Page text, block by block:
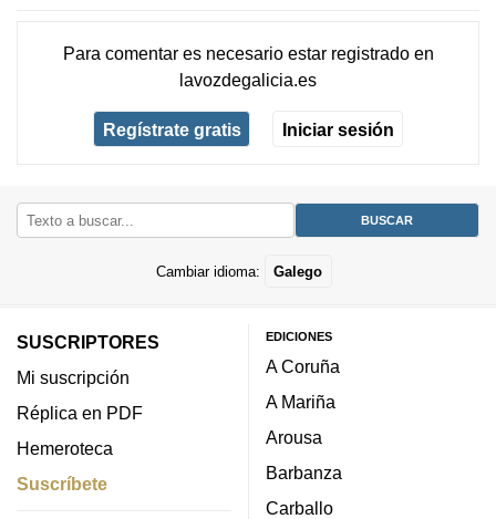
Para comentar es necesario estar registradoen
lavozdegalicia.es
Regístrate gratis Iniciar sesión
Cambiar idioma: Galego
SUSCRIPTORES
Mi suscripción
Réplica en PDF
Hemeroteca
Suscríbete
EDICIONES
A Coruña
A Mariña
Arousa
Barbanza
Carballo